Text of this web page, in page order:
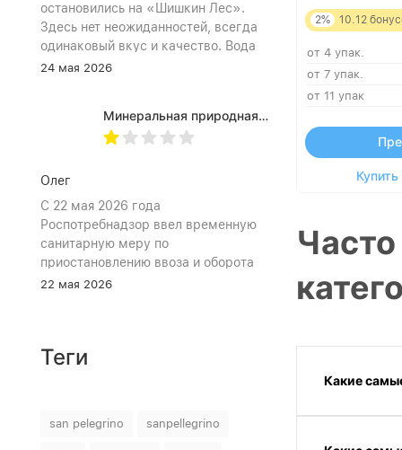
2% 10.12
от 4 упак.
от 7 упак.
от 11 упак
Какие
остановились на «Шишкин Лес».
Здесь нет неожиданностей, всегда
одинаковый вкус и качество. Вода
хорошо идёт и холодной, и
подходит. Это, наверное, главный
показатель.
24 мая 2026
Минеральная природная вода Jermuk / Джермук газированная, Пэт (1,0л*6шт)
Олег
С 22 мая 2026 года
Роспотребнадзор ввел временную
санитарную меру по
приостановлению ввоза и оборота
на территории Российской
вода «Джермук», изготовитель ЗАО
маркировке, что является
22 мая 2026
Теги
san pelegrino sanpellegrino